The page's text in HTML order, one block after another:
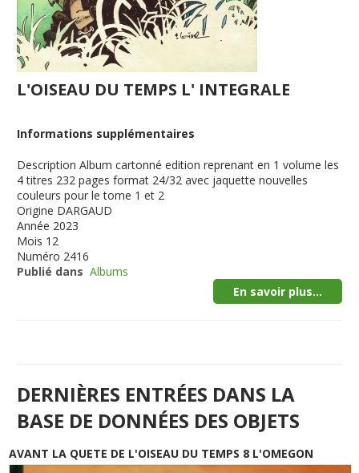
L'OISEAU DU TEMPS L' INTEGRALE
Informations supplémentaires
Description Album cartonné edition reprenant en 1 volume les
4 titres 232 pages format 24/32 avec jaquette nouvelles
couleurs pour le tome 1 et 2
Origine DARGAUD
Année 2023
Mois 12
Numéro 2416
Publié dans Albums
En savoir plus...
DERNIÈRES ENTRÉES DANS LA
BASE DE DONNÉES DES OBJETS
AVANT LA QUETE DE L'OISEAU DU TEMPS 8 L'OMEGON